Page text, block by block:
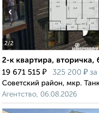
2/2
‹
2-к квартира, вторичка,
19 671 515 ₽ 325 200 ₽ за
Советский район, мкр.
Агентство, 06.08.2026